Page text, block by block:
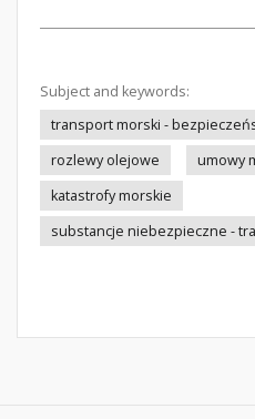
Subject and keywords:
transport morski -
rozlewy olejowe
umowy
katastrofy morskie
substancje niebezpieczne -